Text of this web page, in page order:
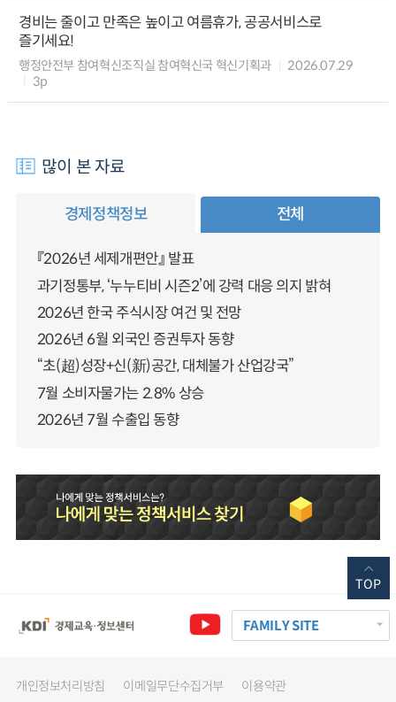
경비는 줄이고 만족은 높이고 여름휴가, 공공서비스로
즐기세요!
행정안전부 참여혁신조직실 참여혁신국 혁신기획과
2026.07.29
3p
많이 본 자료
경제정책정보 전체
『2026년 세제개편안』 발표
과기정통부, ‘누누티비 시즌2’에 강력 대응 의지 밝혀
2026년 한국 주식시장 여건 및 전망
2026년 6월 외국인 증권투자 동향
“초(超)성장+신(新)공간, 대체불가 산업강국”
7월 소비자물가는 2.8% 상승
2026년 7월 수출입 동향
FAMILY SITE
개인정보처리방침 이메일무단수집거부 이용약관
TOP